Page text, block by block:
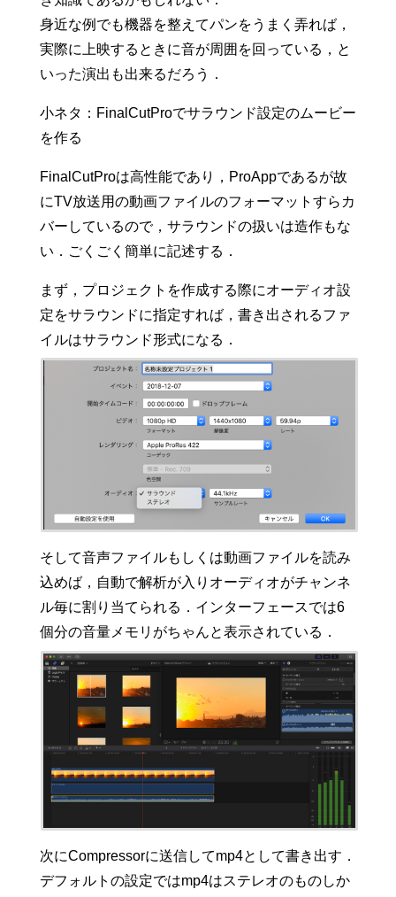
身近な例でも機器を整えてパンをうまく弄れば，
実際に上映するときに音が周囲を回っている，と
いった演出も出来るだろう．
小ネタ：FinalCutProでサラウンド設定のムービー
を作る
FinalCutProは高性能であり，ProAppであるが故
にTV放送用の動画ファイルのフォーマットすらカ
バーしているので，サラウンドの扱いは造作もな
い．ごくごく簡単に記述する．
まず，プロジェクトを作成する際にオーディオ設
定をサラウンドに指定すれば，書き出されるファ
イルはサラウンド形式になる．
そして音声ファイルもしくは動画ファイルを読み
込めば，自動で解析が入りオーディオがチャンネ
ル毎に割り当てられる．インターフェースでは6
個分の音量メモリがちゃんと表示されている．
次にCompressorに送信してmp4として書き出す．
デフォルトの設定ではmp4はステレオのものしか